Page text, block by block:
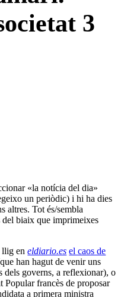
3
«la notícia del dia»
un periòdic) i hi ha dies
altres. Tot és/sembla
biaix que imprimeixes
llig eneldiario.es el caos de
han hagut de venir uns
dels governs, a reflexionar), o
Popular francès de proposar
a primera ministra